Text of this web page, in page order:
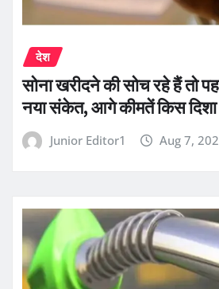
देश
सोना खरीदने की सोच रहे हैं तो
नया संकेत, आगे कीमतें किस
Junior Editor1 Aug 7,